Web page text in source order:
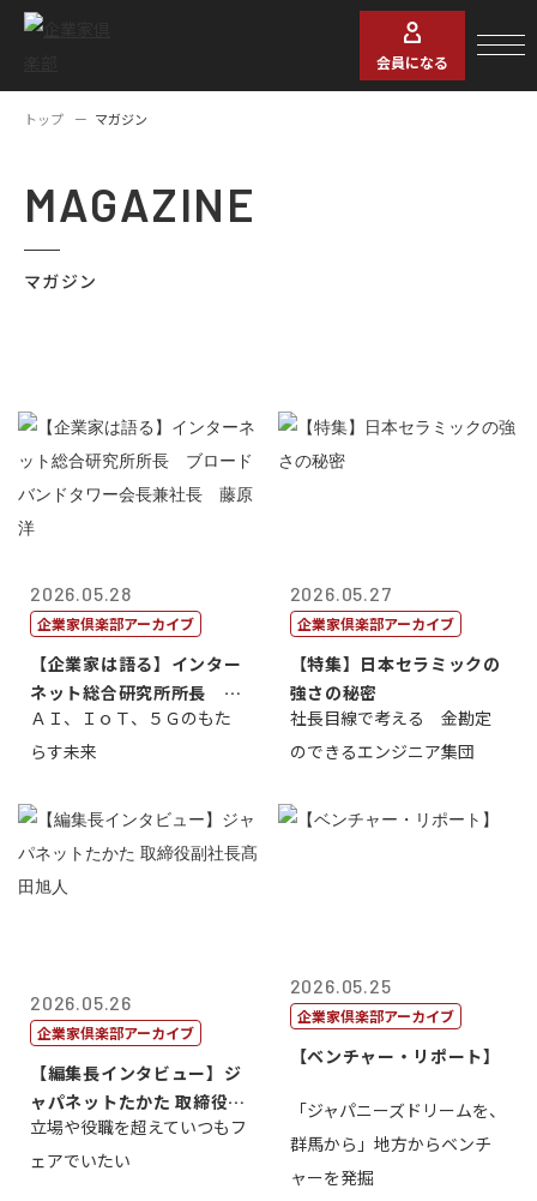
会員になる
トップ マガジン
MAGAZINE
マガジン
2026.05.28
企業家倶楽部アーカイブ
【企業家は語る】インター
ネット総合研究所所長 ブ
ロードバンド...
ＡＩ、ＩｏＴ、５Ｇのもた
らす未来
2026.05.27
企業家倶楽部アーカイブ
【特集】日本セラミックの
強さの秘密
社長目線で考える 金勘定
のできるエンジニア集団
2026.05.26
企業家倶楽部アーカイブ
【編集長インタビュー】ジ
ャパネットたかた 取締役副
社長髙田旭...
立場や役職を超えていつもフ
ェアでいたい
2026.05.25
企業家倶楽部アーカイブ
【ベンチャー・リポート】
「ジャパニーズドリームを、
群馬から」地方からベンチ
ャーを発掘